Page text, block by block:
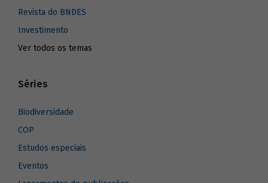
Revista do BNDES
Investimento
Ver todos os temas
Séries
Biodiversidade
COP
Estudos especiais
Eventos